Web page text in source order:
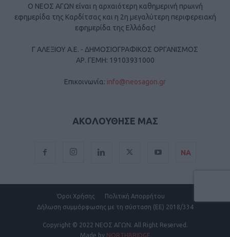
Ο ΝΕΟΣ ΑΓΩΝ είναι η αρχαιότερη καθημερινή πρωινή
εφημερίδα της Καρδίτσας και η 2η μεγαλύτερη περιφερειακή
εφημερίδα της Ελλάδας!
Γ ΑΛΕΞΙΟΥ Α.Ε. - ΔΗΜΟΣΙΟΓΡΑΦΙΚΟΣ ΟΡΓΑΝΙΣΜΟΣ
ΑΡ. ΓΕΜΗ: 19103931000
Επικοινωνία: info@neosagon.gr
ΑΚΟΛΟΥΘΗΣΕ ΜΑΣ
ΝΑ
Όροι Χρήσης
Πολιτική Απορρήτου
Δήλωση συμμόρφωσης με τη σύσταση (ΕΕ) 2018/334
Copyright © 2022 ΝΕΟΣ ΑΓΩΝ.
All Right Reserved.
Made by NORTHBRIDGE